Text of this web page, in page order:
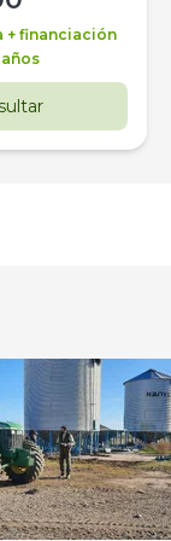
+ financiación